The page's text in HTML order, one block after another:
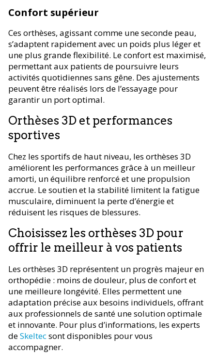
Confort supérieur
Ces orthèses, agissant comme une seconde peau,
s’adaptent rapidement avec un poids plus léger et
une plus grande flexibilité. Le confort est maximisé,
permettant aux patients de poursuivre leurs
activités quotidiennes sans gêne. Des ajustements
peuvent être réalisés lors de l’essayage pour
garantir un port optimal.
Orthèses 3D et performances
sportives
Chez les sportifs de haut niveau, les orthèses 3D
améliorent les performances grâce à un meilleur
amorti, un équilibre renforcé et une propulsion
accrue. Le soutien et la stabilité limitent la fatigue
musculaire, diminuent la perte d’énergie et
réduisent les risques de blessures.
Choisissez les orthèses 3D pour
offrir le meilleur à vos patients
Les orthèses 3D représentent un progrès majeur en
orthopédie : moins de douleur, plus de confort et
une meilleure longévité. Elles permettent une
adaptation précise aux besoins individuels, offrant
aux professionnels de santé une solution optimale
et innovante. Pour plus d’informations, les experts
deSkeltecsont disponibles pour vous
accompagner.